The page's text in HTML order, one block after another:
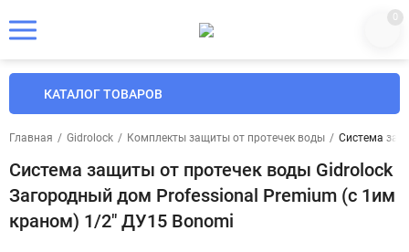
0
КАТАЛОГ ТОВАРОВ
Главная / Gidrolock / Комплекты защиты от протечек воды / Система
Система защиты от протечек воды Gidrolock
Загородный дом Professional Premium (c 1им
краном) 1/2" ДУ15 Bonomi